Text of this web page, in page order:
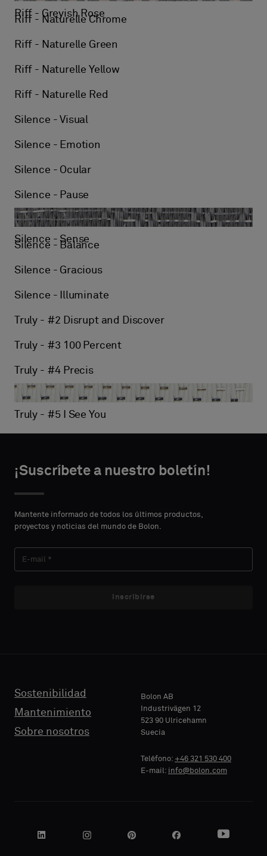
Riff - Greyish Rose
Riff - Naturelle Chrome
Riff - Naturelle Green
Riff - Naturelle Yellow
Riff - Naturelle Red
Silence - Visual
Silence - Emotion
Silence - Ocular
Silence - Pause
Silence - Sense
Silence - Balance
Silence - Gracious
Silence - Illuminate
Truly - #2 Disrupt and Discover
Truly - #3 100 Percent
Truly - #4 Precis
Truly - #5 I See You
¡Suscríbete a nuestro boletín!
Mantente informado de todos los últimos productos,
proyectos y noticias del mundo de Bolon.
Inscribirse
Sostenibilidad
Mantenimiento
Sobre nosotros
Bolon AB
Industrivägen 12
523 90 Ulricehamn
Suecia
Teléfono: +46 321 530 400
E-mail: info@bolon.com